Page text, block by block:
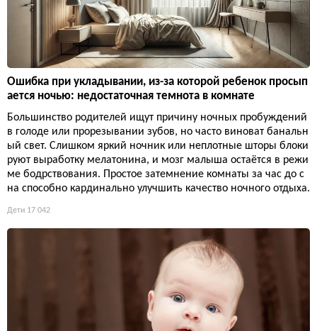
Ошибка при укладывании, из-за которой ребенок просып
ается ночью: недостаточная темнота в комнате
Большинство родителей ищут причину ночных пробуждений
в голоде или прорезывании зубов, но часто виноват банальн
ый свет. Слишком яркий ночник или неплотные шторы блоки
руют выработку мелатонина, и мозг малыша остаётся в режи
ме бодрствования. Простое затемнение комнаты за час до с
на способно кардинально улучшить качество ночного отдыха.
Дети 17 042